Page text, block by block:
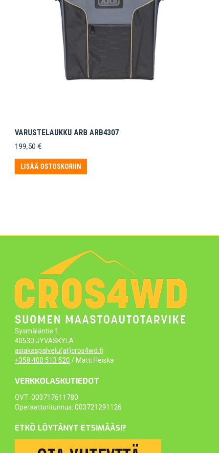
VARUSTELAUKKU ARB ARB4307
199,50 €
LISÄÄ OSTOSKORIIN
Sysmäläntie 1
40530 JYVÄSKYLÄ
asiakaspalvelu(at)cros4wd.fi
+358 400 513 520 / Matti Heiska
VERKKOLASKUTIEDOT
OVT: 003717611780
Operaattoritunnus: 003721291126
ETKÖ LÖYTÄNYT ETSIMÄÄSI?